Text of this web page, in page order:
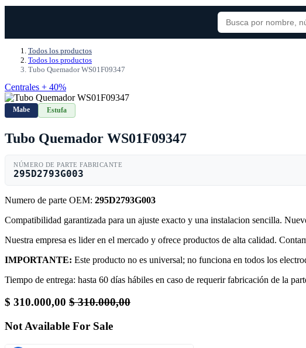
Todos los productos
Todos los productos
Tubo Quemador WS01F09347
Centrales + 40%
Mabe Estufa
Tubo Quemador WS01F09347
NÚMERO DE PARTE FABRICANTE
295D2793G003
Numero de parte OEM: 295D2793G003
Compatibilidad garantizada para un ajuste exacto y una instalacion sencilla.
Nuestra empresa es lider en el mercado y ofrece productos de alta calidad.
IMPORTANTE: Este producto no es universal; no funciona en todos los
Tiempo de entrega: hasta 60 días hábiles en caso de requerir fabricación de la
$ 310.000,00 $310.000,00
Not Available For Sale